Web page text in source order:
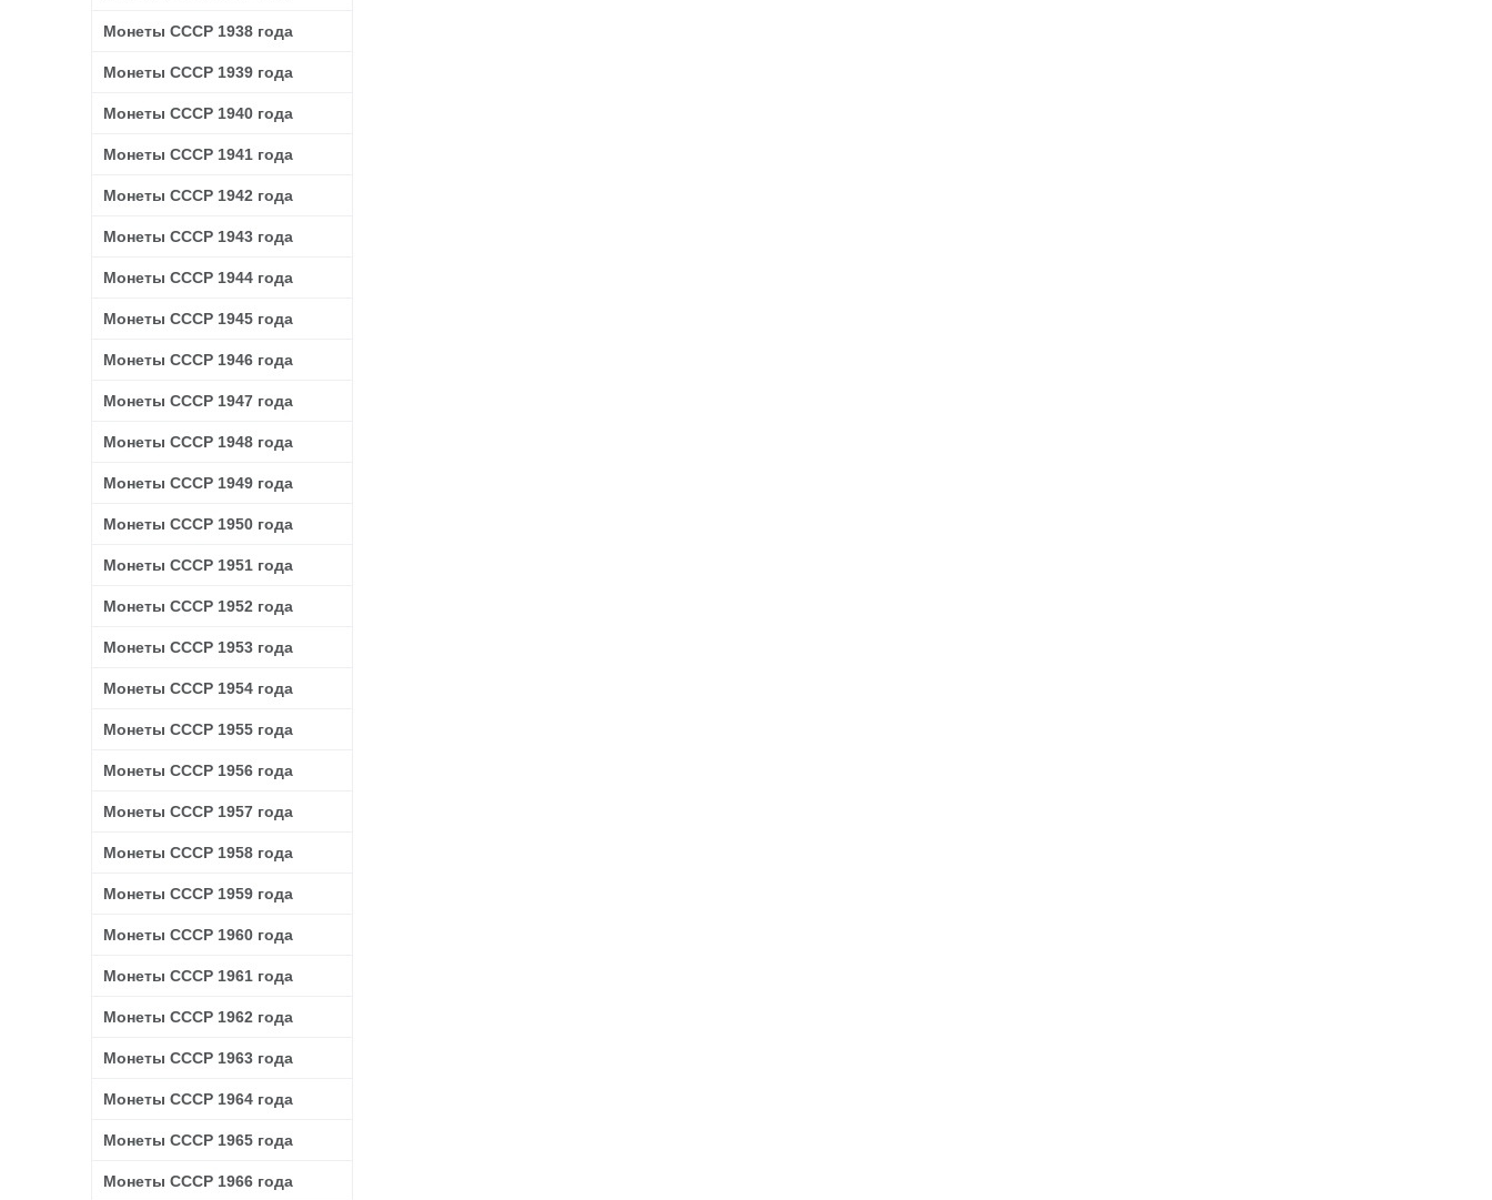
Монеты СССР 1938 года
Монеты СССР 1939 года
Монеты СССР 1940 года
Монеты СССР 1941 года
Монеты СССР 1942 года
Монеты СССР 1943 года
Монеты СССР 1944 года
Монеты СССР 1945 года
Монеты СССР 1946 года
Монеты СССР 1947 года
Монеты СССР 1948 года
Монеты СССР 1949 года
Монеты СССР 1950 года
Монеты СССР 1951 года
Монеты СССР 1952 года
Монеты СССР 1953 года
Монеты СССР 1954 года
Монеты СССР 1955 года
Монеты СССР 1956 года
Монеты СССР 1957 года
Монеты СССР 1958 года
Монеты СССР 1959 года
Монеты СССР 1960 года
Монеты СССР 1961 года
Монеты СССР 1962 года
Монеты СССР 1963 года
Монеты СССР 1964 года
Монеты СССР 1965 года
Монеты СССР 1966 года